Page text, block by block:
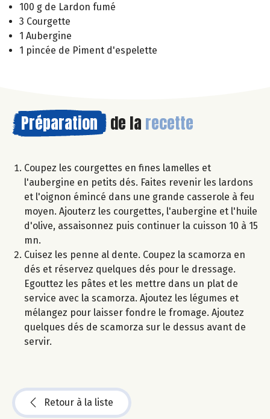
100 g de Lardon fumé
3 Courgette
1 Aubergine
1 pincée de Piment d'espelette
Préparation de la recette
Coupez les courgettes en fines lamelles et
l'aubergine en petits dés. Faites revenir les lardons
et l'oignon émincé dans une grande casserole à feu
moyen. Ajouterz les courgettes, l'aubergine et l'huile
d'olive, assaisonnez puis continuer la cuisson 10 à 15
mn.
Cuisez les penne al dente. Coupez la scamorza en
dés et réservez quelques dés pour le dressage.
Egouttez les pâtes et les mettre dans un plat de
service avec la scamorza. Ajoutez les légumes et
mélangez pour laisser fondre le fromage. Ajoutez
quelques dés de scamorza sur le dessus avant de
servir.
Retour à la liste